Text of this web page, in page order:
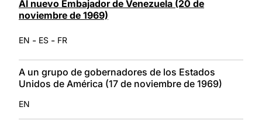
Al nuevo Embajador de Venezuela (20 de
noviembre de 1969)
EN - ES - FR
A un grupo de gobernadores de los Estados
Unidos de América (17 de noviembre de 1969)
EN